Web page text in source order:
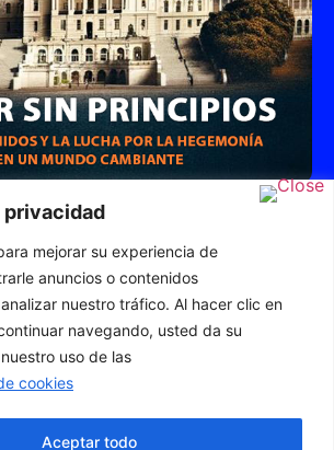
privacidad
mejorar su experiencia de
anuncios o contenidos
nuestro tráfico. Al hacer clic en
navegando, usted da su
uso de las
cookies
Aceptar todo
Estados Unidos y la Lucha
en un Mundo Cambiante
Y DESCUBRE LA VERDAD
DEL PODER GLOBAL
derechos reservados